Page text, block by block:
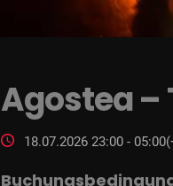
Agostea –
18.07.2026 23:00 -